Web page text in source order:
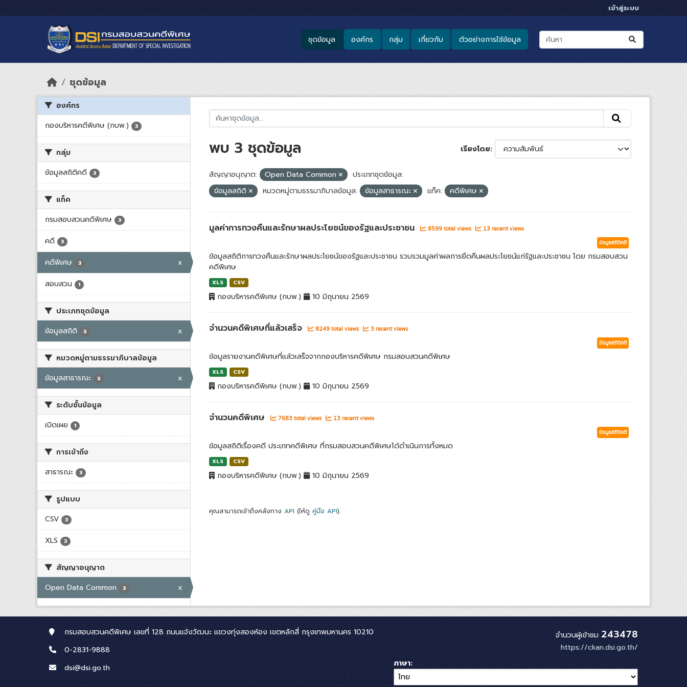
เข้าสู่ระบบ
ชุดข้อมูล องค์กร กลุ่ม เกี่ยวกับ ตัวอย่างการใช้ข้อมูล
ชุดข้อมูล
องค์กร
กองบริหารคดีพิเศษ (กบพ.)
3
กลุ่ม
ข้อมูลสถิติคดี
3
แท็ค
กรมสอบสวนคดีพิเศษ
3
คดี 3
คดีพิเศษ 3
x
สอบสวน
1
ประเภทชุดข้อมูล
ข้อมูลสถิติ
3 x
หมวดหมู่ตามธรรมาภิบาลข้อมูล
ข้อมูลสาธารณะ
3 x
ระดับชั้นข้อมูล
เปิดเผย
1
การเข้าถึง
สาธารณะ
3
รูปแบบ
CSV
3
XLS 3
สัญญาอนุญาต
Open Data Common
3 x
เรียงโดย
พบ 3 ชุดข้อมูล
สัญญาอนุญาต: Open Data Common
ประเภทชุดข้อมูล:
ข้อมูลสถิติ
หมวดหมู่ตามธรรมาภิบาลข้อมูล: ข้อมูลสาธารณะ แท็ค: คดีพิเศษ
มูลค่าการทวงคืนและรักษาผลประโยชน์ของรัฐและประชาชน 8599 total views 13 recent views
ข้อมูลสถิติคดี
ข้อมูลสถิติการทวงคืนและรักษาผลประโยชน์ของรัฐและประชาชน รวบรวมมูลค่าผลการยึดคืนผลประโยชน์แก่รัฐและประชาชน โดย กรมสอบสวน
คดีพิเศษ
XLS CSV
กองบริหารคดีพิเศษ (กบพ.) 10 มิถุนายน 2569
จำนวนคดีพิเศษที่แล้วเสร็จ 8249 total views 3 recent views
ข้อมูลสถิติคดี
ข้อมูลรายงานคดีพิเศษที่แล้วเสร็จจากกองบริหารคดีพิเศษ กรมสอบสวนคดีพิเศษ
XLS CSV
กองบริหารคดีพิเศษ (กบพ.) 10 มิถุนายน 2569
จำนวนคดีพิเศษ 7683 total views 13 recent views
ข้อมูลสถิติคดี
ข้อมูลสถิติเรื่องคดี ประเภทคดีพิเศษ ที่กรมสอบสวนคดีพิเศษได้ดำเนินการทั้งหมด
XLS CSV
กองบริหารคดีพิเศษ (กบพ.) 10 มิถุนายน 2569
คุณสามารถเข้าถึงคลังทาง API (ให้ดู คู่มือ API).
กรมสอบสวนคดีพิเศษ เลขที่ 128 ถนนแจ้งวัฒนะ แขวงทุ่งสองห้อง เขตหลักสี่ กรุงเทพมหานคร 10210
0-2831-9888
dsi@dsi.go.th
จำนวนผู้เข้าชม 243478
https://ckan.dsi.go.th/
ภาษา